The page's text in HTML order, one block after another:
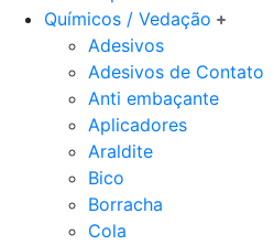
Químicos / Vedação
Adesivos
Adesivos de Contato
Anti embaçante
Aplicadores
Araldite
Bico
Borracha
Cola